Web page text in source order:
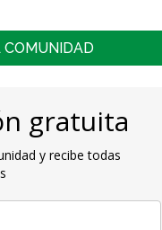
COMUNIDAD
gratuita
y recibe todas